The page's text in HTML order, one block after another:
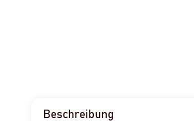
Beschreibung